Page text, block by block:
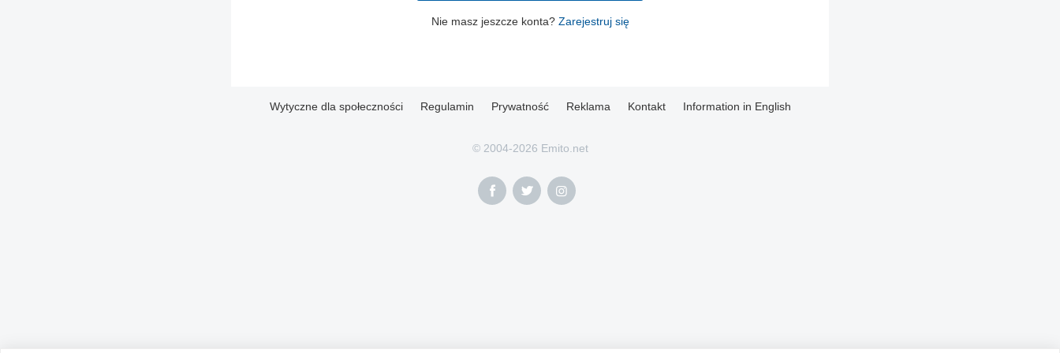
Nie masz jeszcze konta? Zarejestruj się
Wytyczne dla społeczności Regulamin Prywatność Reklama Kontakt Information in English
© 2004-2026 Emito.net